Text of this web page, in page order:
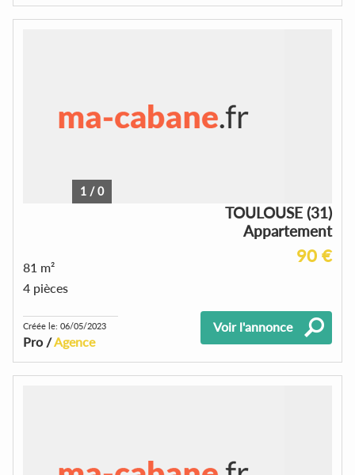
1 /0
TOULOUSE (31)
Appartement
90 €
81 m²
4 pièces
Créée le: 06/05/2023
Pro /Agence
Voir l'annonce